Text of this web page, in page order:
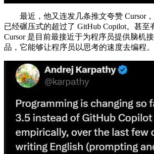
最近，他又连发几条推文夸赞 Cursor，
已经碾压式的超过了 GitHub Copilot。甚至
Cursor 是目前最接近于为程序员提供脑机
品，它能够让程序员以思考的速度去编程。